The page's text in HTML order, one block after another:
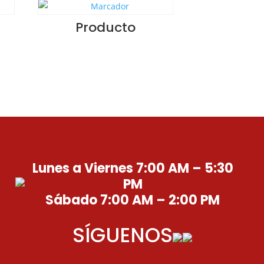
Producto
Lunes a Viernes 7:00 AM – 5:30
PM
Sábado 7:00 AM – 2:00 PM
SÍGUENOS